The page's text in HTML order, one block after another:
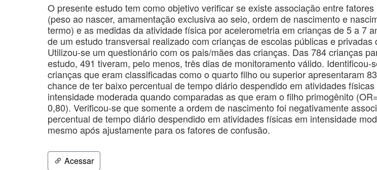
O presente estudo tem como objetivo verificar se existe associação entre
(peso ao nascer, amamentação exclusiva ao seio, ordem de nascimento e
termo) e as medidas da atividade física por acelerometria em crianças de 5 a 7
de um estudo transversal realizado com crianças de escolas públicas e privadas
Utilizou-se um questionário com os pais/mães das crianças. Das 784 crianças
estudo, 491 tiveram, pelo menos, três dias de monitoramento válido. Identificou-
crianças que eram classificadas como o quarto filho ou superior apresentaram
chance de ter baixo percentual de tempo diário despendido em atividades físicas
intensidade moderada quando comparadas as que eram o filho primogênito
0,80). Verificou-se que somente a ordem de nascimento foi negativamente
percentual de tempo diário despendido em atividades físicas em intensidade
mesmo após ajustamente para os fatores de confusão.
Acessar